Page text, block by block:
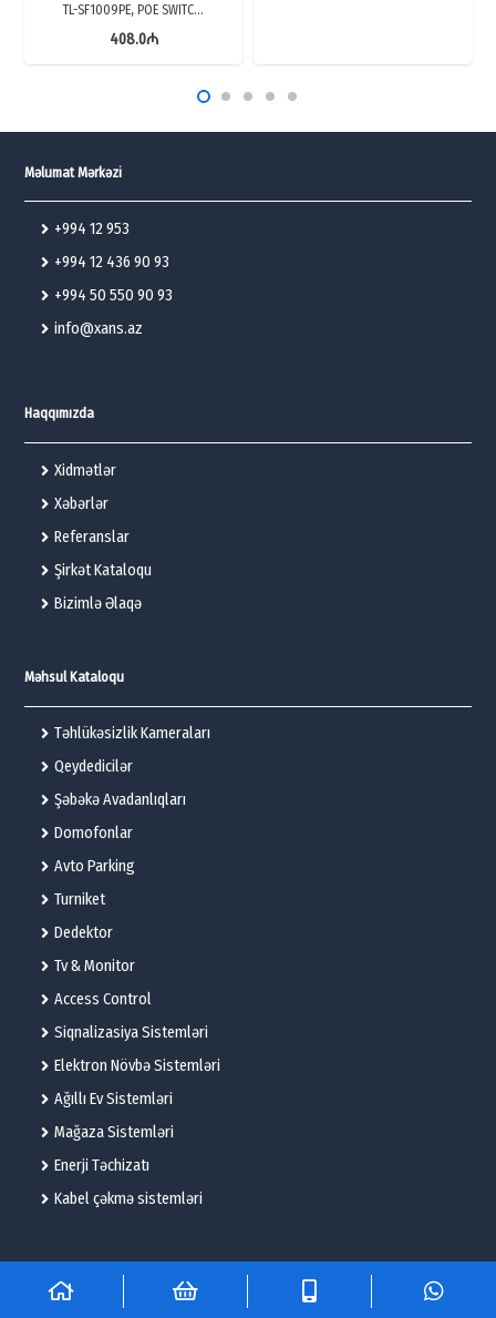
TL-SF1009PE, POE SWITC…
408.0₼
Məlumat Mərkəzi
+994 12 953
+994 12 436 90 93
+994 50 550 90 93
info@xans.az
Haqqımızda
Xidmətlər
Xəbərlər
Referanslar
Şirkət Kataloqu
Bizimlə Əlaqə
Məhsul Kataloqu
Təhlükəsizlik Kameraları
Qeydedicilər
Şəbəkə Avadanlıqları
Domofonlar
Avto Parking
Turniket
Dedektor
Tv & Monitor
Access Control
Siqnalizasiya Sistemləri
Elektron Növbə Sistemləri
Ağıllı Ev Sistemləri
Mağaza Sistemləri
Enerji Təchizatı
Kabel çəkmə sistemləri
© 2025 – Flame Technologies